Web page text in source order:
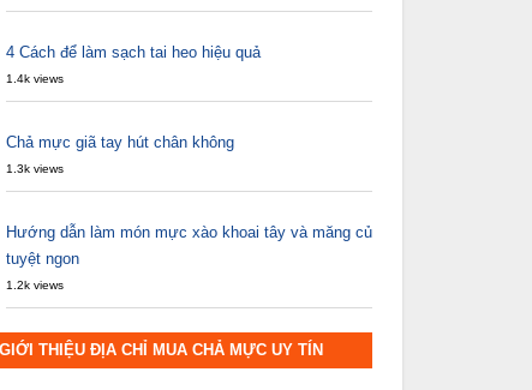
4 Cách để làm sạch tai heo hiệu quả
1.4k views
Chả mực giã tay hút chân không
1.3k views
Hướng dẫn làm món mực xào khoai tây và măng củ
tuyệt ngon
1.2k views
GIỚI THIỆU ĐỊA CHỈ MUA CHẢ MỰC UY TÍN